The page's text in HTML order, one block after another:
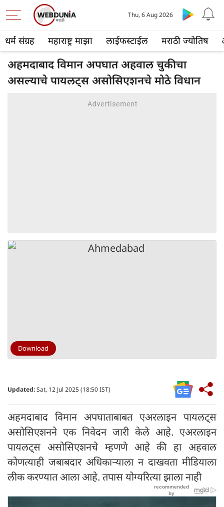
धर्म संग्रह महाराष्ट्र माझा लाईफस्टाईल मराठी ज्योतिष
Thu, 6 Aug 2026
अहमदाबाद विमान अपघात अहवाल चुकीचा
असल्याचे पायलट्स असोसिएशनचे मोठे विधान
Download
Updated:Sat, 12 Jul 2025 (18:50 IST)
अहमदाबाद विमान अपघाताबाबत एअरलाइन पायलट्स
असोसिएशनने एक निवेदन जारी केले आहे. एअरलाइन
पायलट्स असोसिएशनचे म्हणणे आहे की हा अहवाल
कोणत्याही जबाबदार अधिकाऱ्याला न दाखवता मीडियाला
लीक करण्यात आला आहे. तपास योग्यरित्या झाला नाही